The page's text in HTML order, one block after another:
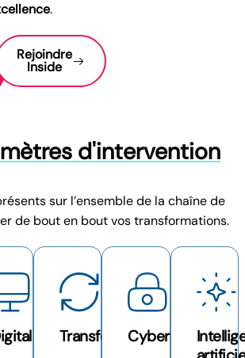
.
Rejoindre
Inside
d'intervention
sur l’ensemble de la chaîne de
de bout en bout vos transformations.
TransformationCybersécurité